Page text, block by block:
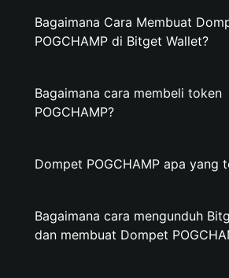
Bagaimana Cara Membuat
POGCHAMP di Bitget Wallet?
Bagaimana cara membeli token
POGCHAMP?
Dompet POGCHAMP apa yang
Bagaimana cara mengunduh
dan membuat Dompet